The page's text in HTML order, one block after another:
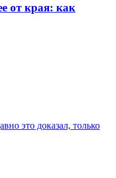
от края: как
это доказал, только